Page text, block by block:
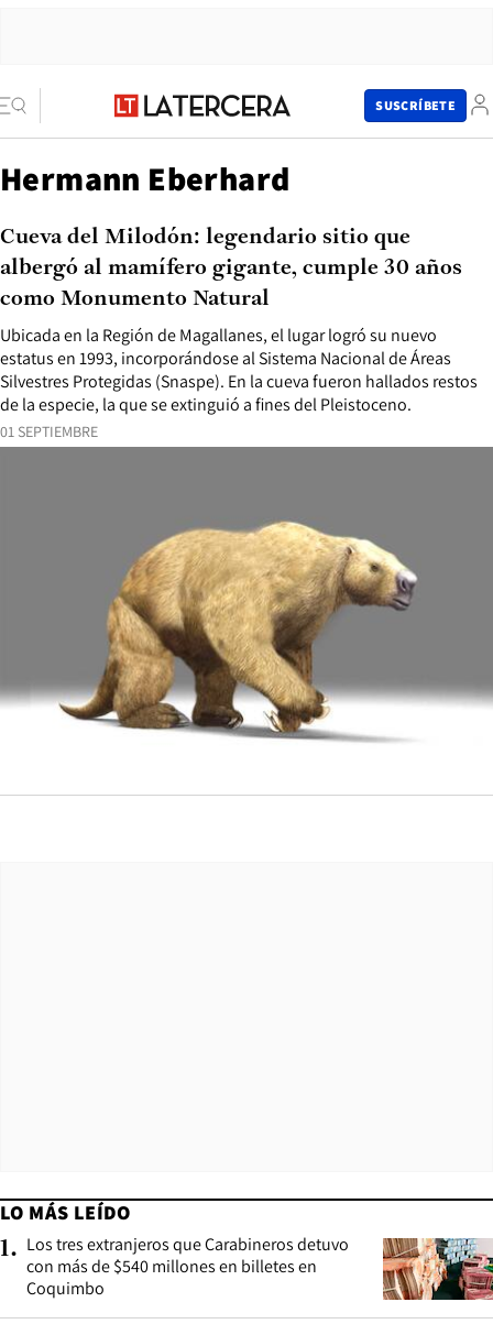
SUSCRÍBETE
Hermann Eberhard
01 SEPTIEMBRE
Ubicada en la Región de Magallanes, el lugar logró su nuevo
estatus en 1993, incorporándose al Sistema Nacional de Áreas
Silvestres Protegidas (Snaspe). En la cueva fueron hallados restos
de la especie, la que se extinguió a fines del Pleistoceno.
Cueva del Milodón: legendario sitio que
albergó al mamífero gigante, cumple 30 años
como Monumento Natural
LO MÁS LEÍDO
1. Los tres extranjeros que Carabineros detuvo
con más de $540 millones en billetes en
Coquimbo